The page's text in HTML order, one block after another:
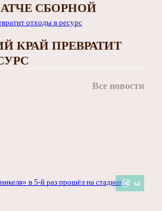
СБОРНОЙ
КРАЙ ПРЕВРАТИТ
Все новости
64